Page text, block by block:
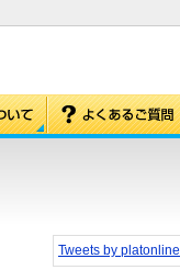
Tweets by platonline